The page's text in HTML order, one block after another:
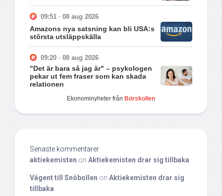
09:51 · 08 aug 2026
Amazons nya satsning kan bli USA:s
största utsläppskälla
09:20 · 08 aug 2026
"Det är bara så jag är" – psykologen
pekar ut fem fraser som kan skada
relationen
Ekonominyheter från Börskollen
Senaste kommentarer
aktiekemisten on Aktiekemisten drar sig tillbaka
Vägent till Snöbollen on Aktiekemisten drar sig
tillbaka